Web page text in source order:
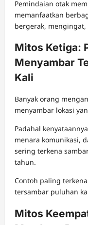
Pemindaian otak
memanfaatkan
bergerak, mengingat,
Mitos Ketiga:
Menyambar
Kali
Banyak orang
menyambar lokasi
Padahal
menara komunikasi,
sering terkena
tahun.
Contoh paling
tersambar puluhan
Mitos